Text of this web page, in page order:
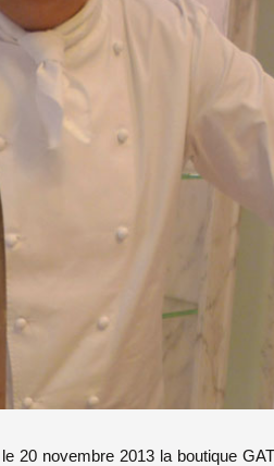
20 novembre 2013 la boutique